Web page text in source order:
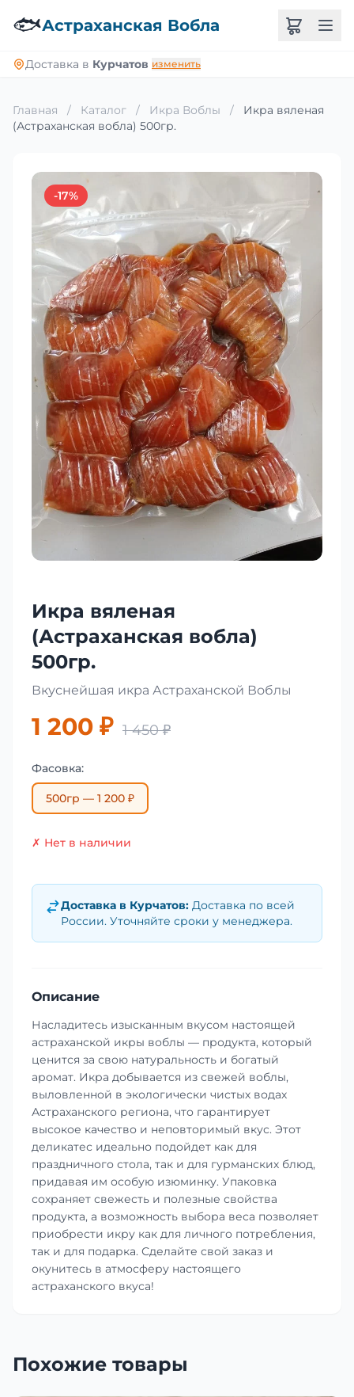
🐟Астраханская Вобла
Доставка в Курчатов изменить
Главная / Каталог / Икра Воблы /
Икра вяленая
(Астраханская вобла) 500гр.
-17%
Икра вяленая
(Астраханская вобла)
500гр.
Вкуснейшая икра Астраханской Воблы
1 200 ₽ 1 450 ₽
Фасовка:
500гр — 1 200 ₽
✗ Нет в наличии
Доставка в Курчатов: Доставка по всей
России. Уточняйте сроки у менеджера.
Описание
Насладитесь изысканным вкусом настоящей
астраханской икры воблы — продукта, который
ценится за свою натуральность и богатый
аромат. Икра добывается из свежей воблы,
выловленной в экологически чистых водах
Астраханского региона, что гарантирует
высокое качество и неповторимый вкус. Этот
деликатес идеально подойдет как для
праздничного стола, так и для гурманских блюд,
придавая им особую изюминку. Упаковка
сохраняет свежесть и полезные свойства
продукта, а возможность выбора веса позволяет
приобрести икру как для личного потребления,
так и для подарка. Сделайте свой заказ и
окунитесь в атмосферу настоящего
астраханского вкуса!
Похожие товары